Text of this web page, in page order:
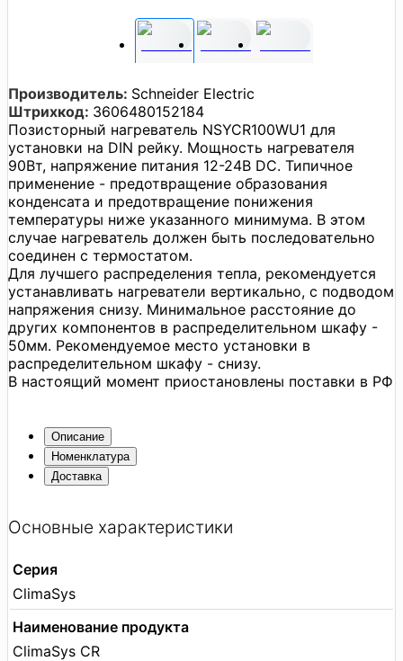
Производитель: Schneider Electric
Штрихкод: 3606480152184
Позисторный нагреватель NSYCR100WU1 для
установки на DIN рейку. Мощность нагревателя
90Вт, напряжение питания 12-24В DC. Типичное
применение - предотвращение образования
конденсата и предотвращение понижения
температуры ниже указанного минимума. В этом
случае нагреватель должен быть последовательно
соединен с термостатом.
Для лучшего распределения тепла, рекомендуется
устанавливать нагреватели вертикально, с подводом
напряжения снизу. Минимальное расстояние до
других компонентов в распределительном шкафу -
50мм. Рекомендуемое место установки в
распределительном шкафу - снизу.
В настоящий момент приостановлены поставки в РФ
Описание
Номенклатура
Доставка
Основные характеристики
Серия
ClimaSys
Наименование продукта
ClimaSys CR